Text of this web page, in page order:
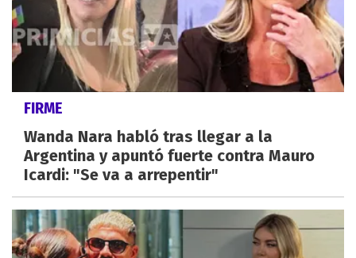
FIRME
Wanda Nara habló tras llegar a la
Argentina y apuntó fuerte contra Mauro
Icardi: "Se va a arrepentir"